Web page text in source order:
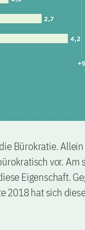
Bürokratie.
vor. Am
Eigenschaft.
2018 hat sich